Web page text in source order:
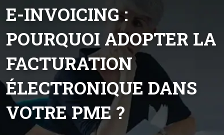
E-INVOICING :
POURQUOI ADOPTER LA
FACTURATION
ÉLECTRONIQUE DANS
VOTRE PME ?